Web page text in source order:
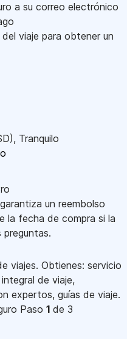
a su correo electrónico
viaje para obtener un
), Tranquilo
un reembolso
la fecha de compra si la
viajes. Obtienes: servicio
de viaje,
expertos, guías de viaje.
Paso 1 de 3